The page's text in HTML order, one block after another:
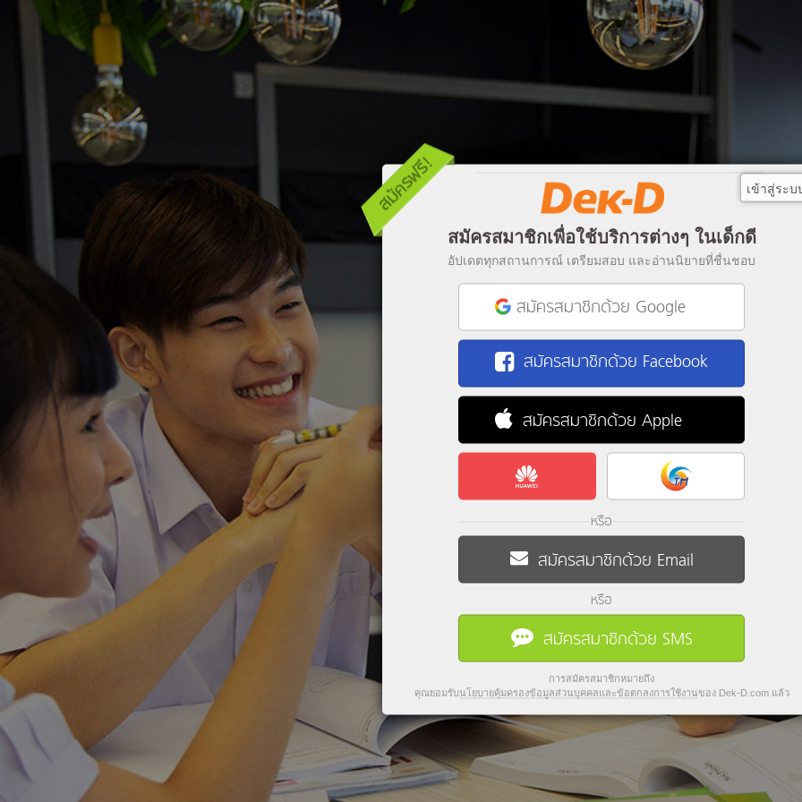
สมัครสมาชิกเพื่อใช้บริการต่างๆ ในเด็กดี
อัปเดตทุกสถานการณ์ เตรียมสอบ และอ่านนิยายที่ชื่นชอบ
สมัครสมาชิกด้วย Google
สมัครสมาชิกด้วย Facebook
สมัครสมาชิกด้วย Apple
หรือ
สมัครสมาชิกด้วย Email
หรือ
สมัครสมาชิกด้วย SMS
การสมัครสมาชิกหมายถึง
คุณยอมรับนโยบายคุ้มครองข้อมูลส่วนบุคคลและข้อตกลงการใช้งานของ Dek-D.com แล้ว
เข้าสู่ระบ